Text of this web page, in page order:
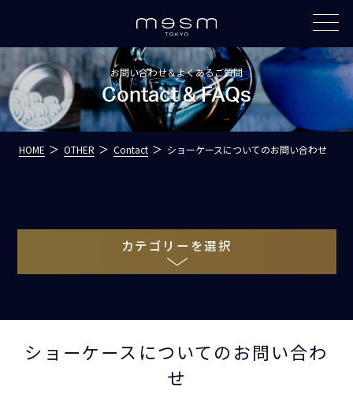
お問い合わせ＆よくあるご質問
Contact & FAQs
HOME OTHER Contact ショーケースについてのお問い合わせ
カテゴリーを選択
ショーケースについてのお問い合わ
せ